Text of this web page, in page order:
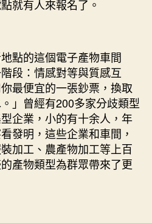
就有人來報名了。
點的這個電子產物車間
段：情感對等與質感互
最便宜的一張鈔票，換取
」曾經有200多家分歧類型
企業，小的有十余人，年
發明，這些企業和車間，
加工、農產物加工等上百
產物類型為群眾帶來了更